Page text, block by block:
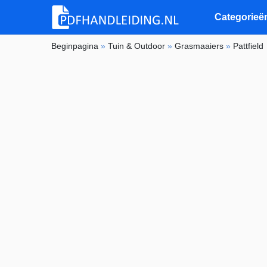
Beginpagina »Tuin & Outdoor »Grasmaaiers » Pattfield